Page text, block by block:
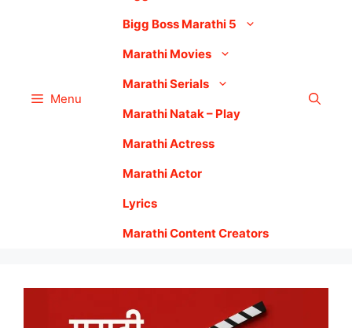
Menu
Bigg Boss Marathi 5
Marathi Movies
Marathi Serials
Marathi Natak – Play
Marathi Actress
Marathi Actor
Lyrics
Marathi Content Creators